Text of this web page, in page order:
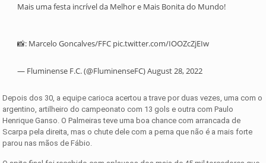
Mais uma festa incrível da Melhor e Mais Bonita do Mundo!
📸: Marcelo Goncalves/FFC pic.twitter.com/IOOZcZjEIw
— Fluminense F.C. (@FluminenseFC)August 28, 2022
Depois dos 30, a equipe carioca acertou a trave por duas vezes, uma com o
argentino, artilheiro do campeonato com 13 gols e outra com Paulo
Henrique Ganso. O Palmeiras teve uma boa chance com arrancada de
Scarpa pela direita, mas o chute dele com a perna que não é a mais forte
parou nas mãos de Fábio.